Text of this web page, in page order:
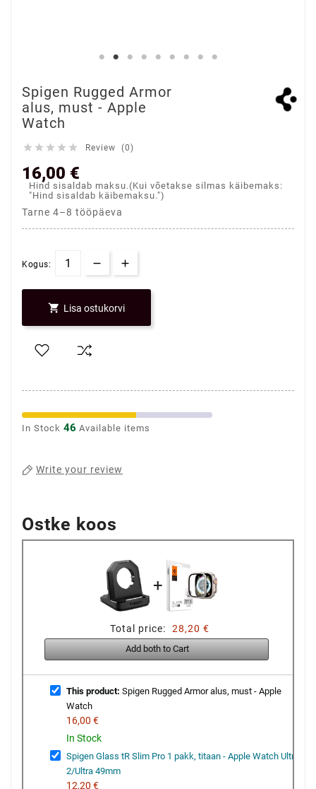
Spigen Rugged Armor
alus, must - Apple
Watch
     Review (0)
16,00 €
Hind sisaldab maksu.(Kui võetakse silmas käibemaks:
"Hind sisaldab käibemaksu.")
Tarne 4–8 tööpäeva
Kogus:
 Lisa ostukorvi
In Stock 46 Available items
Write your review
Ostke koos
+
Total price: 28,20 €
Add both to Cart
This product: Spigen Rugged Armor alus, must - Apple
Watch
16,00 €
In Stock
Spigen Glass tR Slim Pro 1 pakk, titaan - Apple Watch Ultra
2/Ultra 49mm
12,20 €